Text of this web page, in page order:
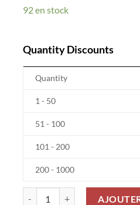
92 en stock
Quantity Discounts
Quantity
1 - 50
51 - 100
101 - 200
200 - 1000